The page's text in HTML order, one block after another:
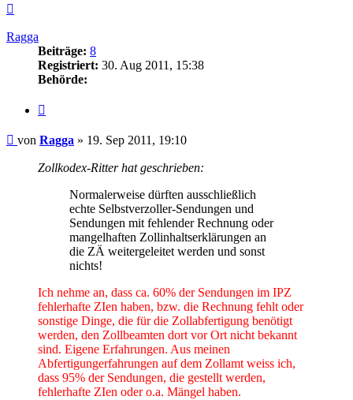
Ragga
Beiträge: 8
Registriert: 30. Aug 2011, 15:38
Behörde:
Beitrag
von Ragga » 19. Sep 2011, 19:10
Zollkodex-Ritter hat geschrieben:
Normalerweise dürften ausschließlich
echte Selbstverzoller-Sendungen und
Sendungen mit fehlender Rechnung oder
mangelhaften Zollinhaltserklärungen an
die ZÄ weitergeleitet werden und sonst
nichts!
Ich nehme an, dass ca. 60% der Sendungen im IPZ
fehlerhafte ZIen haben, bzw. die Rechnung fehlt oder
sonstige Dinge, die für die Zollabfertigung benötigt
werden, den Zollbeamten dort vor Ort nicht bekannt
sind. Eigene Erfahrungen. Aus meinen
Abfertigungerfahrungen auf dem Zollamt weiss ich,
dass 95% der Sendungen, die gestellt werden,
fehlerhafte ZIen oder o.a. Mängel haben.